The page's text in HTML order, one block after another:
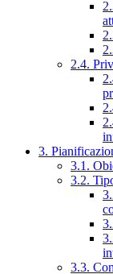
2.4.
3.
3.1.
3.2.
3.3.